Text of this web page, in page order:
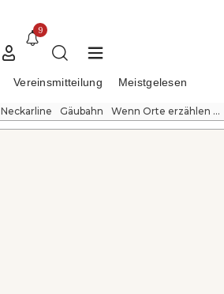
9
Vereinsmitteilung Meistgelesen
Neckarline Gäubahn Wenn Orte erzählen ...